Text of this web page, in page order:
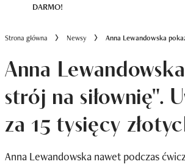
DARMO!
Strona główna Newsy Anna Lewandowska
Anna
strój na siłownię".
za 15 tysięcy
Anna Lewandowska nawet podczas